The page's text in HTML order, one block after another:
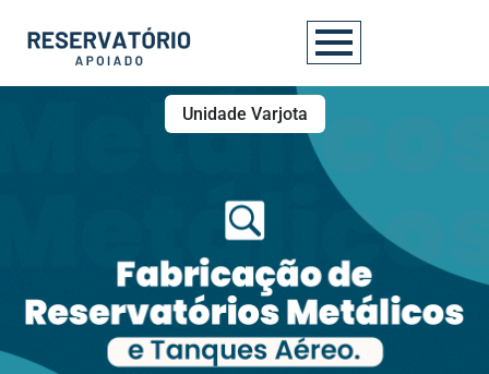
Unidade Varjota